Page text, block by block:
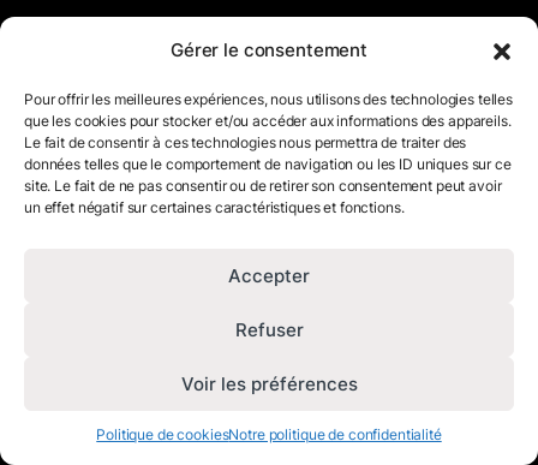
Gérer le consentement
Pour offrir les meilleures expériences, nous utilisons des technologies telles
que les cookies pour stocker et/ou accéder aux informations des appareils.
Le fait de consentir à ces technologies nous permettra de traiter des
données telles que le comportement de navigation ou les ID uniques sur ce
site. Le fait de ne pas consentir ou de retirer son consentement peut avoir
un effet négatif sur certaines caractéristiques et fonctions.
Accepter
Refuser
Voir les préférences
Politique de cookiesNotre politique de confidentialité